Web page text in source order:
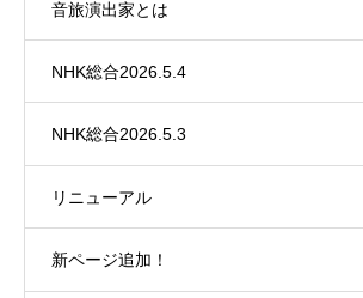
音旅演出家とは
NHK総合2026.5.4
NHK総合2026.5.3
リニューアル
新ページ追加！